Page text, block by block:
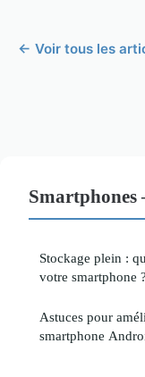
← Voir tous les
Stockage plein :
votre smartphone ?
Astuces pour
smartphone